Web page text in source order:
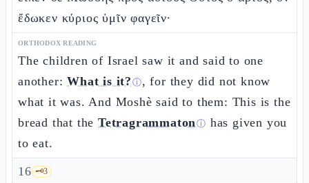
ἔδωκεν κύριος ὑμῖν φαγεῖν·
ORTHODOX READING
The children of Israel saw it and said to one
another:What is it? ⓘ, for they did not know
what it was. And Moshè said to them: This is the
bread that theTetragrammatonⓘ has given you
to eat.
16 🗝️3